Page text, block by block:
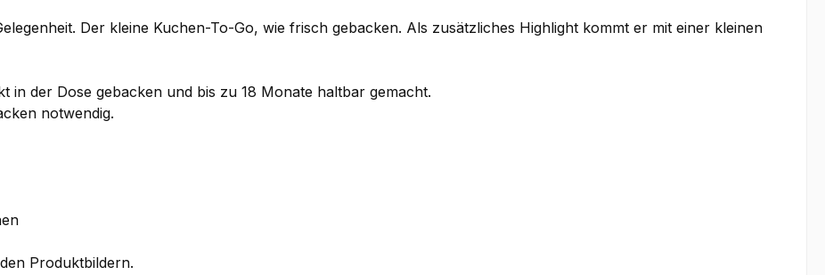
Der kleine Kuchen-To-Go, wie frisch gebacken. Als zusätzliches Highlight kommt er mit einer kleinen
in der Dose gebacken und bis zu 18 Monate haltbar gemacht.
notwendig.
Produktbildern.